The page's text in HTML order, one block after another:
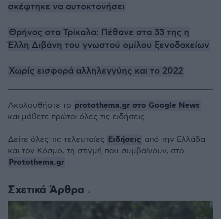
σκέφτηκε να αυτοκτονήσει
Θρήνος στα Τρίκαλα: Πέθανε στα 33 της η
Έλλη Διβάνη του γνωστού ομίλου ξενοδοχείων
Χωρίς εισφορά αλληλεγγύης και το 2022
Σχετικά Άρθρα
Ακολουθήστε το protothema.gr στο Google News
και μάθετε πρώτοι όλες τις ειδήσεις
Δείτε όλες τις τελευταίες Ειδήσεις από την Ελλάδα
και τον Κόσμο, τη στιγμή που συμβαίνουν, στο
Protothema.gr